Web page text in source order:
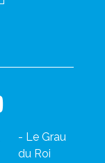
- Le Grau
du Roi